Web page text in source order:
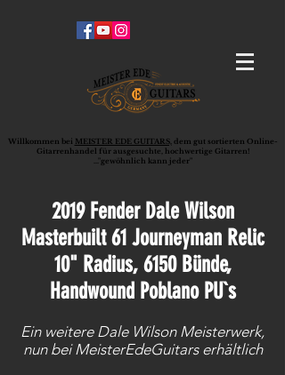
Willkommen bei MEISTER EDE GUITARS,dem gut sortierten Online-
G ita rrenhandel für ausgesuchte, hochwertige Gitarren!
..."gewöhnlich kann jeder"
2019 Fender Dale Wilson
Masterbuilt 61 Journeyman Relic
10" Radius, 6150 Bünde,
Handwound Poblano PU`s
Ein weitere Dale Wilson Meisterwerk,
nun bei MeisterEdeGuitars erhältlich